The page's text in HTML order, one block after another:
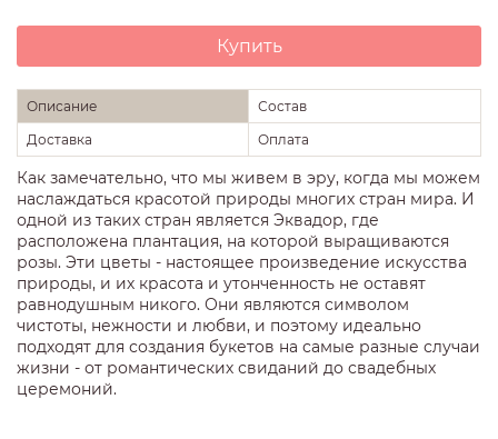
Купить
Описание
Состав
Доставка
Оплата
Как замечательно, что мы живем в эру, когда мы можем
наслаждаться красотой природы многих стран мира. И
одной из таких стран является Эквадор, где
расположена плантация, на которой выращиваются
розы. Эти цветы - настоящее произведение искусства
природы, и их красота и утонченность не оставят
равнодушным никого. Они являются символом
чистоты, нежности и любви, и поэтому идеально
подходят для создания букетов на самые разные случаи
жизни - от романтических свиданий до свадебных
церемоний.